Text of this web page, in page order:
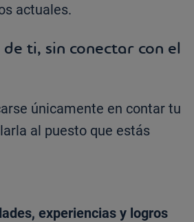
actuales.
ti, sin conectar con el
únicamente en contar tu
al puesto que estás
experiencias y logros